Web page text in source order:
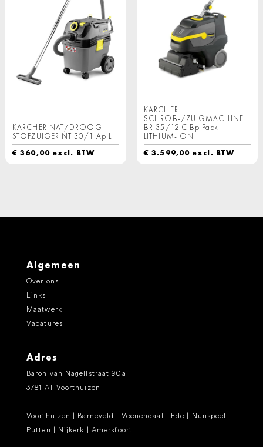
KARCHER NAT/DROOG
STOFZUIGER NT 30/1 Ap L
€ 360,00excl. BTW
KARCHER
SCHROB-/ZUIGMACHINE
BR 35/12 C Bp Pack
LITHIUM-ION
€ 3.599,00 excl. BTW
Algemeen
Over ons
Links
Maatwerk
Vacatures
Adres
Baron van Nagellstraat 90a
3781 AT Voorthuizen
Voorthuizen | Barneveld | Veenendaal | Ede | Nunspeet |
Putten | Nijkerk | Amersfoort